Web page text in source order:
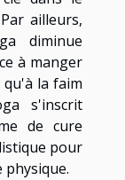
ailleurs,
diminue
à manger
la faim
s'inscrit
de cure
pour